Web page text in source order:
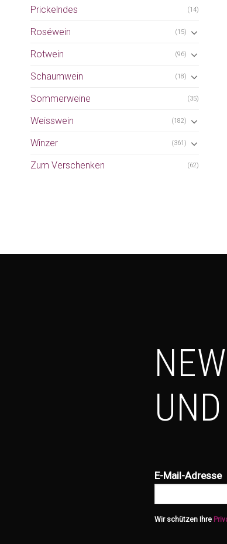
Prickelndes (14)
Roséwein (15)
Rotwein (96)
Schaumwein (18)
Sommerweine (35)
Weisswein (182)
Winzer (361)
Zum Verschenken (62)
UND
E-Mail-Adresse
Wir schützen Ihre